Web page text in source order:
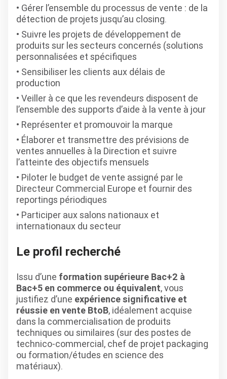
Gérer l’ensemble du processus de vente : de la
détection de projets jusqu’au closing.
Suivre les projets de développement de
produits sur les secteurs concernés (solutions
personnalisées et spécifiques
Sensibiliser les clients aux délais de
production
Veiller à ce que les revendeurs disposent de
l’ensemble des supports d’aide à la vente à jour
Représenter et promouvoir la marque
Élaborer et transmettre des prévisions de
ventes annuelles à la Direction et suivre
l’atteinte des objectifs mensuels
Piloter le budget de vente assigné par le
Directeur Commercial Europe et fournir des
reportings périodiques
Participer aux salons nationaux et
internationaux du secteur
Le profil recherché
Issu d’une formation supérieure Bac+2 à
Bac+5 en commerce ou équivalent, vous
justifiez d’une expérience significative et
réussie en vente BtoB, idéalement acquise
dans la commercialisation de produits
techniques ou similaires (sur des postes de
technico-commercial, chef de projet packaging
ou formation/études en science des
matériaux).